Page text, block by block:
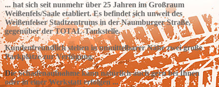
... hat sich seit nunmehr über 25 Jahren im Großraum
Weißenfels/Saale etabliert. Es befindet sich unweit des
Weißenfelser Stadtzentrums in der Naumburger Straße,
gegenüber der TOTAL-Tankstelle.
Kundenfreundlich stehen in unmittelbarer Nähe zwei große
Parkplätze zur Verfügung.
Die Schadenaufnahme kann natürlich auch gern bei Ihnen
oder in einer Werkstatt erfolgen ...